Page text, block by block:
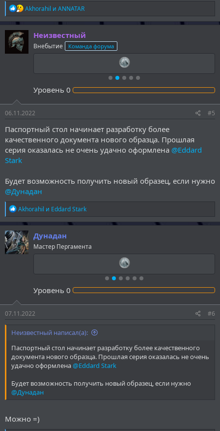
Р
е
а
к
и
Akhorahil и ANNATAR
Неизвестный
Внебытие Команда форума
Уровень 0
06.11.2022 #5
Паспортный стол начинает разработку более
качественного документа нового образца. Прошлая
серия оказалась не очень удачно оформлена @Eddard
Stark
Будет возможность получить новый образец, если нужно
@Дунадан
Р
е
а
к
ц
и
и
Akhorahil и Eddard Stark
Дунадан
Мастер Пергамента
Уровень 0
07.11.2022 #6
Неизвестный написал(а):
Паспортный стол начинает разработку более качественного
документа нового образца. Прошлая серия оказалась не очень
удачно оформлена@Eddard Stark
Будет возможность получить новый образец, если нужно
@Дунадан
Можно =)